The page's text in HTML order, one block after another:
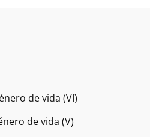
de vida (VI)
de vida (V)